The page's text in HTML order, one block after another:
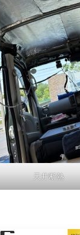
天井断熱